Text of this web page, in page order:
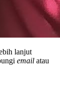
lanjut
email atau